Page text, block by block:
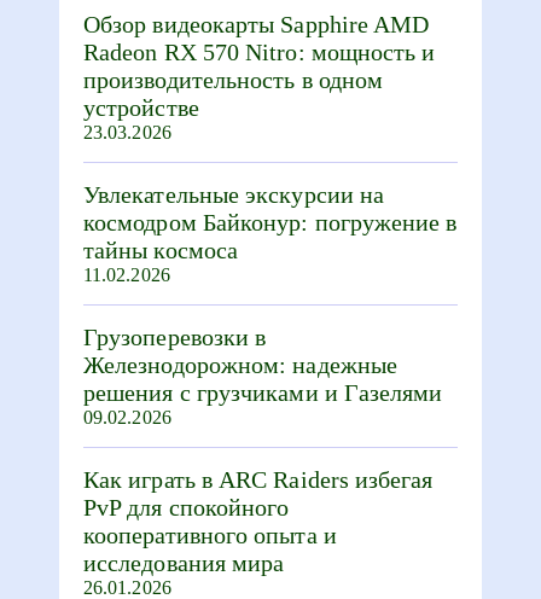
Обзор видеокарты Sapphire AMD
Radeon RX 570 Nitro: мощность и
производительность в одном
устройстве
23.03.2026
Увлекательные экскурсии на
космодром Байконур: погружение в
тайны космоса
11.02.2026
Грузоперевозки в
Железнодорожном: надежные
решения с грузчиками и Газелями
09.02.2026
Как играть в ARC Raiders избегая
PvP для спокойного
кооперативного опыта и
исследования мира
26.01.2026